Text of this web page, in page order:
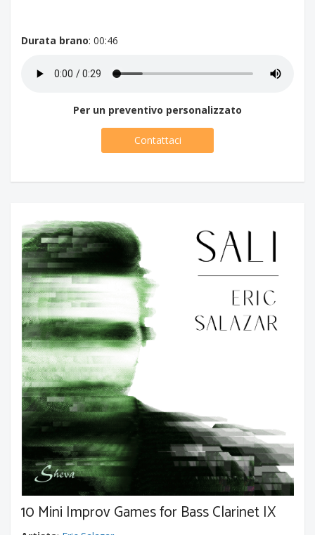
Durata brano: 00:46
Per un preventivo personalizzato
Contattaci
10 Mini Improv Games for Bass Clarinet IX